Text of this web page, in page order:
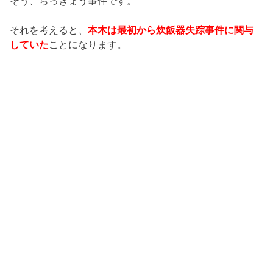
それを考えると、本木は最初から炊飯器失踪事件に関与
していたことになります。